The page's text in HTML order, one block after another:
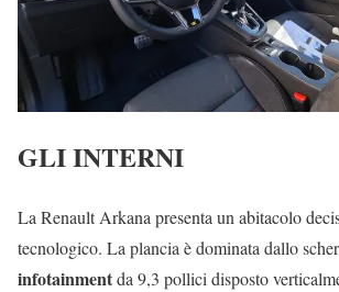
GLI INTERNI
La Renault Arkana presenta un abitacolo
tecnologico. La plancia è dominata dallo
infotainmentda 9,3 pollici disposto